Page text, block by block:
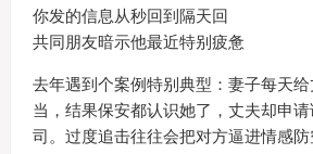
你发的信息从秒回到隔天回
共同朋友暗示他最近特别疲惫
去年遇到个案例特别典型：妻子每天
当，结果保安都认识她了，丈夫却申
司。过度追击往往会把对方逼进情感防